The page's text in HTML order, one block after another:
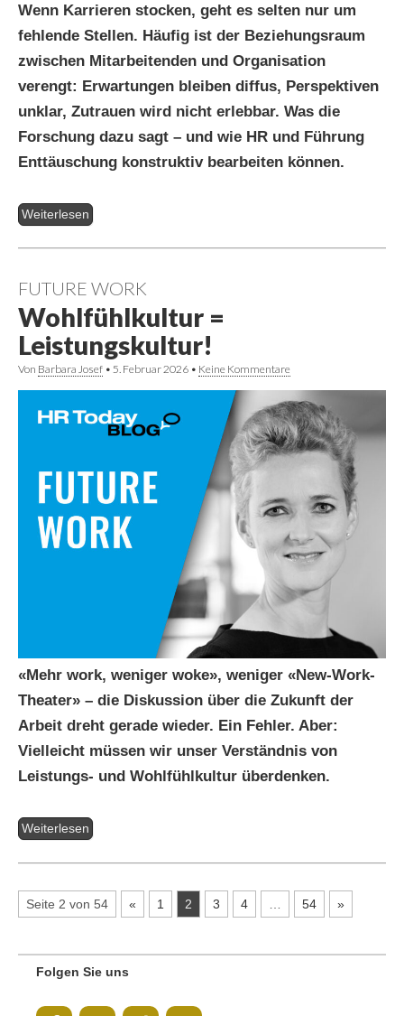
Wenn Karrieren stocken, geht es selten nur um
fehlende Stellen. Häufig ist der Beziehungsraum
zwischen Mitarbeitenden und Organisation
verengt: Erwartungen bleiben diffus, Perspektiven
unklar, Zutrauen wird nicht erlebbar. Was die
Forschung dazu sagt – und wie HR und Führung
Enttäuschung konstruktiv bearbeiten können.
Weiterlesen
FUTURE WORK
Wohlfühlkultur =
Leistungskultur!
Von Barbara Josef • 5. Februar 2026 • Keine Kommentare
«Mehr work, weniger woke», weniger «New-Work-
Theater» – die Diskussion über die Zukunft der
Arbeit dreht gerade wieder. Ein Fehler. Aber:
Vielleicht müssen wir unser Verständnis von
Leistungs- und Wohlfühlkultur überdenken.
Weiterlesen
Seite 2 von 54 « 1 2 3 4 54 »
Folgen Sie uns